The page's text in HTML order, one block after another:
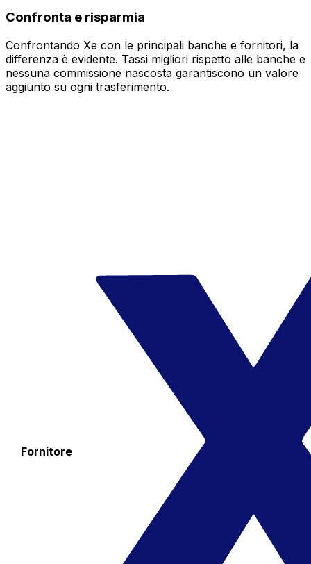
Confronta e risparmia
Confrontando Xe con le principali banche e fornitori, la
differenza è evidente. Tassi migliori rispetto alle banche e
nessuna commissione nascosta garantiscono un valore
aggiunto su ogni trasferimento.
Fornitore